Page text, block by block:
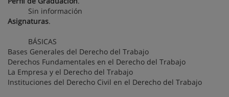
Sin información
Asignaturas.
BÁSICAS
Bases Generales del Derecho del Trabajo
Derechos Fundamentales en el Derecho del Trabajo
La Empresa y el Derecho del Trabajo
Instituciones del Derecho Civil en el Derecho del Trabajo